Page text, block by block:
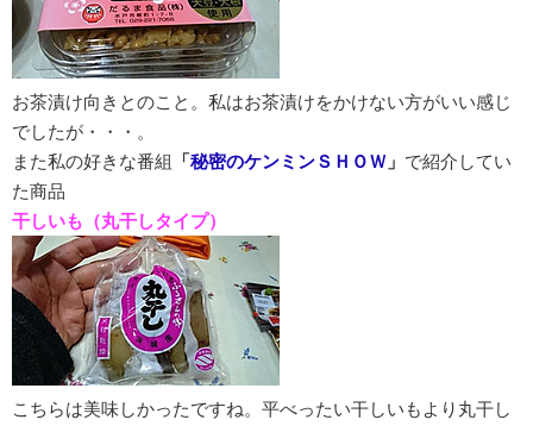
お茶漬け向きとのこと。私はお茶漬けをかけない方がいい感じ
でしたが・・・。
また私の好きな番組
「秘密のケンミンＳＨＯＷ 」 で紹介してい
た商品
干しいも（丸干しタイプ）
こちらは美味しかったですね。平べったい干しいもより丸干し